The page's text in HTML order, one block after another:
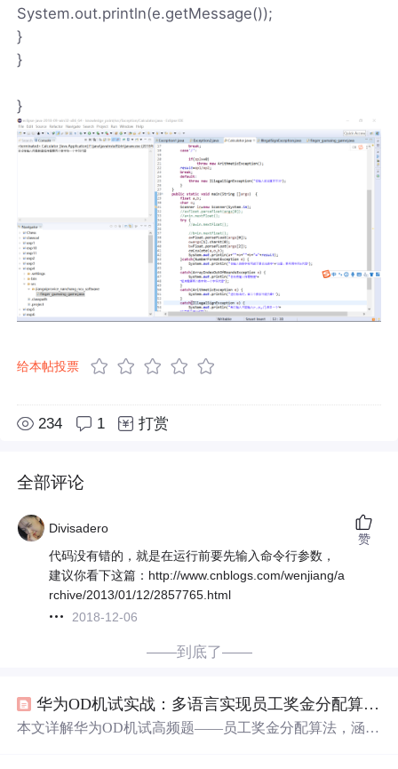
System.out.println(e.getMessage());
}
}
}
给本帖投票
234 1 打赏
全部评论
Divisadero
代码没有错的，就是在运行前要先输入命令行参数，
建议你看下这篇：http://www.cnblogs.com/wenjiang/a
rchive/2013/01/12/2857765.html
2018-12-06
赞
——到底了——
华为OD机试实战：多语言实现员工奖金分配算法与工程要点
本文详解华为OD机试高频题——员工奖金分配算法，涵盖